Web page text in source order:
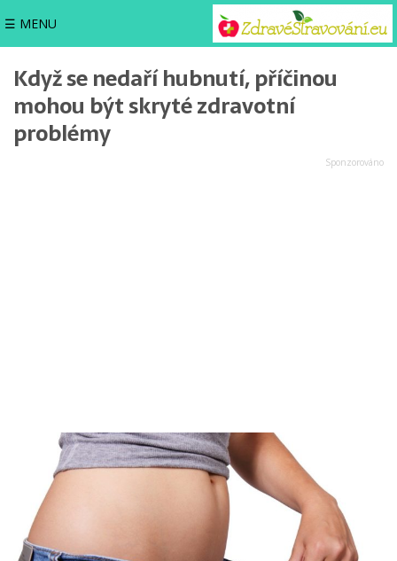
☰ MENU
Když se nedaří hubnutí, příčinou
mohou být skryté zdravotní
problémy